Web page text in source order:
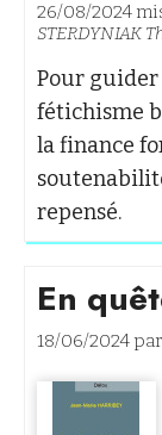
26/08/2024
STERDYNIAK
Pour
fétichisme
la finance
repensé.
En
18/06/2024 par